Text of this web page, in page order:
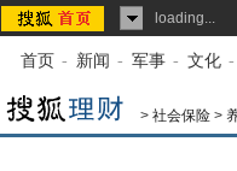
loading...
首页 - 新闻 - 军事 - 文化 -
> 社会保险 >